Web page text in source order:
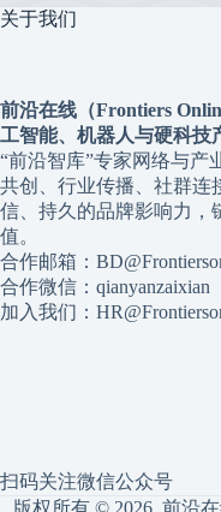
关于我们
前沿在线（Frontiers
工智能、机器人与硬科技
“前沿智库”专家网络与产
共创、行业传播、社群连
信、持久的品牌影响力，
值。
合作邮箱：
合作微信：qianyanzaixian
加入我们：
扫码关注微信公众号
版权所有 © 2026 前沿